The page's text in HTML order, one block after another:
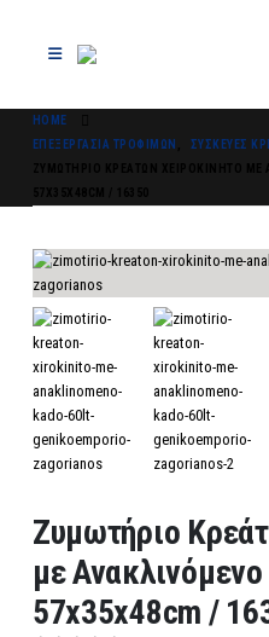
HOME
ΕΠΕΞΕΡΓΑΣΊΑ ΤΡΟΦΊΜΩΝ
ΣΥΣΚΕΥΈΣ
Ζυμωτήριο
με
57x35x48cm /